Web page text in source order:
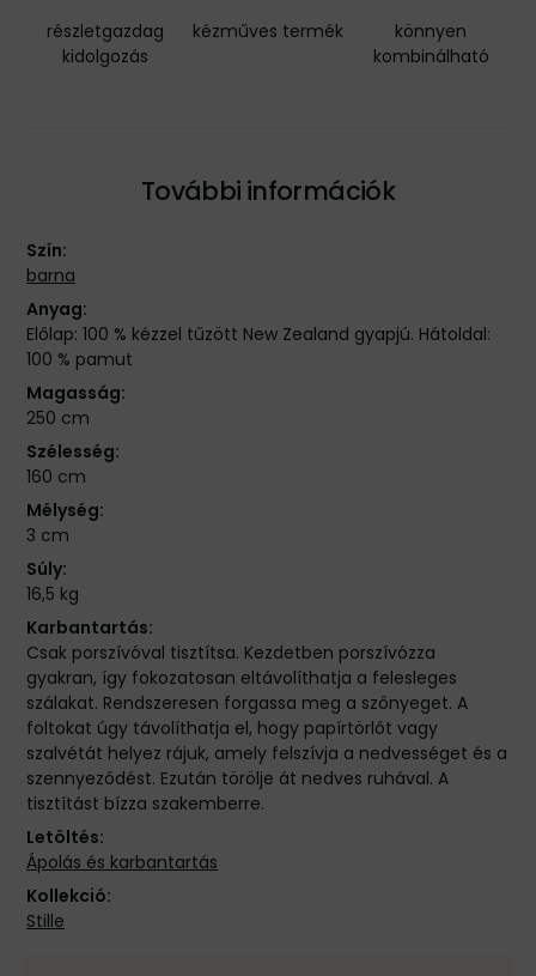
részletgazdag
kidolgozás
kézműves termék
könnyen
kombinálható
További információk
Szín:
barna
Anyag:
Előlap: 100 % kézzel tűzött New Zealand gyapjú. Hátoldal:
100 % pamut
Magasság:
250 cm
Szélesség:
160 cm
Mélység:
3 cm
Súly:
16,5 kg
Karbantartás:
Csak porszívóval tisztítsa. Kezdetben porszívózza
gyakran, így fokozatosan eltávolíthatja a felesleges
szálakat. Rendszeresen forgassa meg a szőnyeget. A
foltokat úgy távolíthatja el, hogy papírtörlőt vagy
szalvétát helyez rájuk, amely felszívja a nedvességet és a
szennyeződést. Ezután törölje át nedves ruhával. A
tisztítást bízza szakemberre.
Letöltés:
Ápolás és karbantartás
Kollekció:
Stille